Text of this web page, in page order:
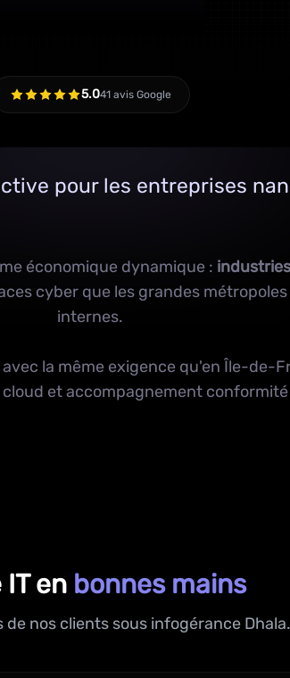
5.041 avis Google
pour les entreprises
économique dynamique :
cyber que les grandes
internes.
la même exigence qu'en Île-de-
cloud et accompagnement
en bonnes mains
de nos clients sous infogérance Dhala.